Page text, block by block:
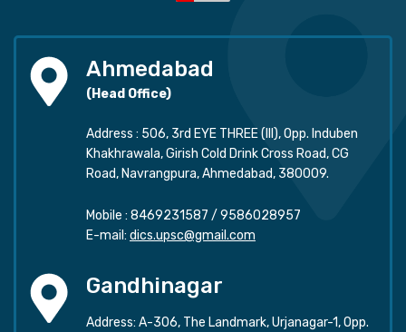
Ahmedabad
(Head Office)
Address : 506, 3rd EYE THREE (III), Opp. Induben
Khakhrawala, Girish Cold Drink Cross Road, CG
Road, Navrangpura, Ahmedabad, 380009.
Mobile : 8469231587 / 9586028957
E-mail: dics.upsc@gmail.com
Gandhinagar
Address: A-306, The Landmark, Urjanagar-1, Opp.